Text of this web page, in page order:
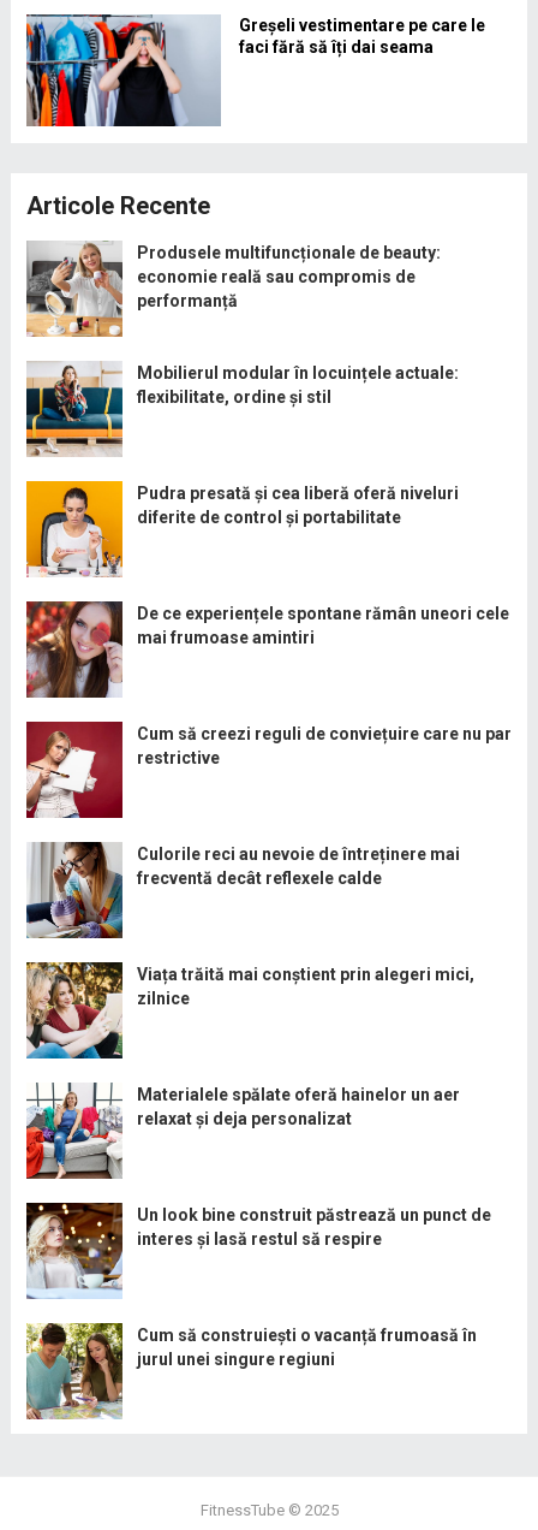
Greșeli vestimentare pe care le
faci fără să îți dai seama
Articole Recente
Produsele multifuncționale de beauty:
economie reală sau compromis de
performanță
Mobilierul modular în locuințele actuale:
flexibilitate, ordine și stil
Pudra presată și cea liberă oferă niveluri
diferite de control și portabilitate
De ce experiențele spontane rămân uneori cele
mai frumoase amintiri
Cum să creezi reguli de conviețuire care nu par
restrictive
Culorile reci au nevoie de întreținere mai
frecventă decât reflexele calde
Viața trăită mai conștient prin alegeri mici,
zilnice
Materialele spălate oferă hainelor un aer
relaxat și deja personalizat
Un look bine construit păstrează un punct de
interes și lasă restul să respire
Cum să construiești o vacanță frumoasă în
jurul unei singure regiuni
FitnessTube© 2025